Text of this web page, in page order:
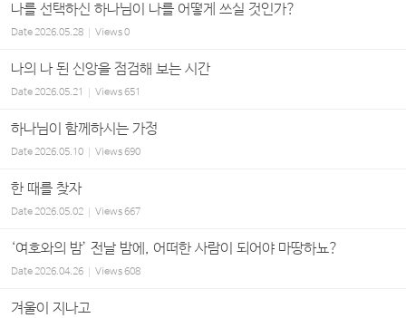
나를 선택하신 하나님이 나를 어떻게 쓰실 것인가?
Date2026.05.28 Views0
나의 나 된 신앙을 점검해 보는 시간
Date2026.05.21 Views651
하나님이 함께하시는 가정
Date2026.05.10 Views690
한 때를 찾자
Date2026.05.02 Views667
‘여호와의 밤’ 전날 밤에, 어떠한 사람이 되어야 마땅하뇨?
Date2026.04.26 Views608
겨울이 지나고